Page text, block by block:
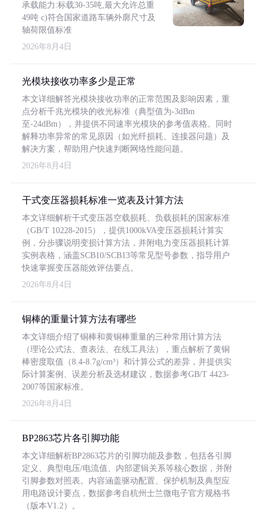
承载能力:标载30-35吨,最大允许总重
49吨 c)符合国家道路车辆外廓尺寸及
轴荷限值标准
2026年8月4日
光模块接收功率多少是正常
本文详细解答光模块接收功率的正常范围及影响因素，重
点分析千兆光模块的收光标准（典型值为-3dBm
至-24dBm），并提供不同速率光模块的参考值表格。同时
解释功率异常的常见原因（如光纤损耗、连接器问题）及
解决方案，帮助用户快速判断网络性能问题。
2026年8月4日
干式变压器损耗标准一览表及计算方法
本文详细解析干式变压器空载损耗、负载损耗的国家标准
（GB/T 10228-2015），提供1000kVA变压器损耗计算实
例，分步骤说明变损计算方法，并附电力变压器损耗计算
实例表格，涵盖SCB10/SCB13等常见型号参数，指导用户
快速掌握变压器能效评估要点。
2026年8月4日
铜棒的重量计算方法有哪些
本文详细介绍了铜棒和黄铜棒重量的三种常用计算方法
（理论公式法、查表法、在线工具法），重点解析了黄铜
棒密度取值（8.4-8.7g/cm³）和计算公式的差异，并提供实
际计算案例、误差分析及选材建议，数据参考GB/T 4423-
2007等国家标准。
2026年8月4日
BP2863芯片各引脚功能
本文详细解析BP2863芯片的引脚功能及参数，包括各引脚
定义、典型电压/电流值、内部逻辑关系等核心数据，并附
引脚参数对照表。内容涵盖驱动配置、保护机制及典型应
用电路设计要点，数据参考自杭州士兰微电子官方规格书
（版本V1.2）。